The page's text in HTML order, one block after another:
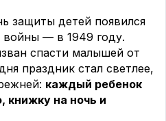
защиты детей появился
— в 1949 году.
спасти малышей от
праздник стал светлее,
каждый ребенок
книжку на ночь и